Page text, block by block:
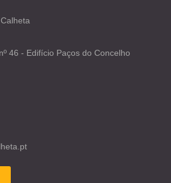
46 - Edifício Paços do Concelho